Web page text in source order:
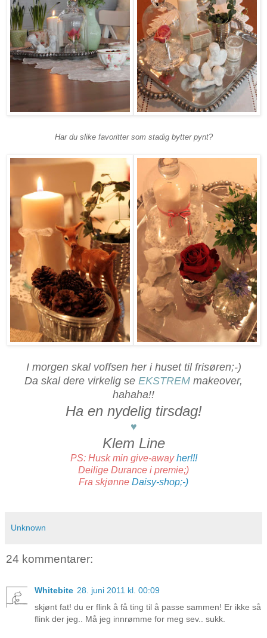
Har du slike favoritter som stadig bytter pynt?
I morgen skal voffsen her i huset til frisøren;-)
Da skal dere virkelig se EKSTREM makeover,
hahaha!!
Ha en nydelig tirsdag!
♥
Klem Line
PS: Husk min give-awayher!!!
Deilige Durance i premie;)
Fra skjønne Daisy-shop;-)
Unknown
24 kommentarer:
Whitebite 28. juni 2011 kl. 00:09
skjønt fat! du er flink å få ting til å passe sammen! Er ikke så
flink der jeg.. Må jeg innrømme for meg sev.. sukk.